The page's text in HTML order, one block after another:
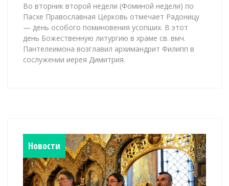
Во вторник второй недели (Фоминой недели) по
Пасхе Православная Церковь отмечает Радоницу
— день особого поминовения усопших. В этот
день Божественную литургию в храме св. вмч.
Пантелеимона возглавил архимандрит Филипп в
сослужении иерея Димитрия.
Новости